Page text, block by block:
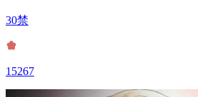
30禁
15267